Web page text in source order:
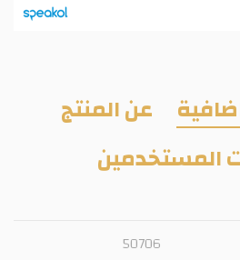
عن المنتج
المستخدمين
50706